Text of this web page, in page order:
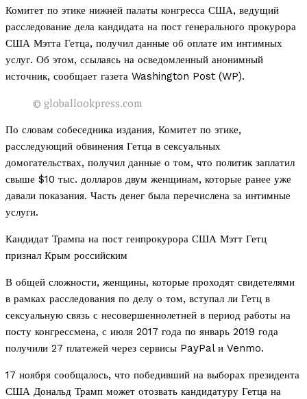
Комитет по этике нижней палаты конгресса США, ведущий
расследование дела кандидата на пост генерального прокурора
США Мэтта Гетца, получил данные об оплате им интимных
услуг. Об этом, ссылаясь на осведомленный анонимный
источник, сообщает газета Washington Post (WP).
© globallookpress.com
По словам собеседника издания, Комитет по этике,
расследующий обвинения Гетца в сексуальных
домогательствах, получил данные о том, что политик заплатил
свыше $10 тыс. долларов двум женщинам, которые ранее уже
давали показания. Часть денег была перечислена за интимные
услуги.
Кандидат Трампа на пост генпрокурора США Мэтт Гетц
признал Крым российским
В общей сложности, женщины, которые проходят свидетелями
в рамках расследования по делу о том, вступал ли Гетц в
сексуальную связь с несовершеннолетней в период работы на
посту конгрессмена, с июля 2017 года по январь 2019 года
получили 27 платежей через сервисы PayPal и Venmo.
17 ноября сообщалось, что победивший на выборах президента
США Дональд Трамп может отозвать кандидатуру Гетца на